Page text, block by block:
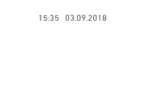
03.09.2018
15:35